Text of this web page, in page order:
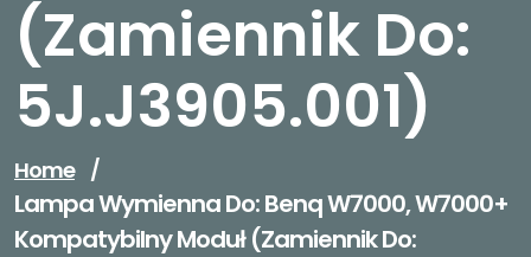
(zamiennik Do:
5J.J3905.001)
Home /
Lampa Wymienna Do: Benq W7000, W7000+
Kompatybilny Moduł (zamiennik Do: